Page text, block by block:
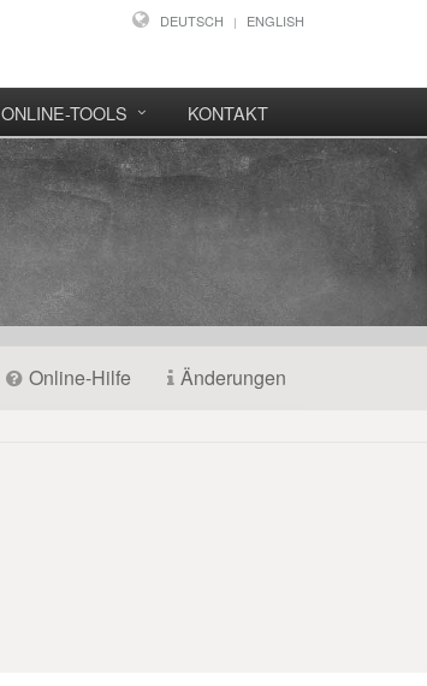
DEUTSCH ENGLISH
ONLINE-TOOLS KONTAKT
Online-Hilfe Änderungen